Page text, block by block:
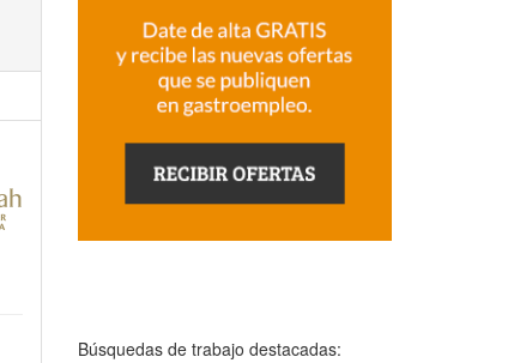
Búsquedas de trabajo destacadas: